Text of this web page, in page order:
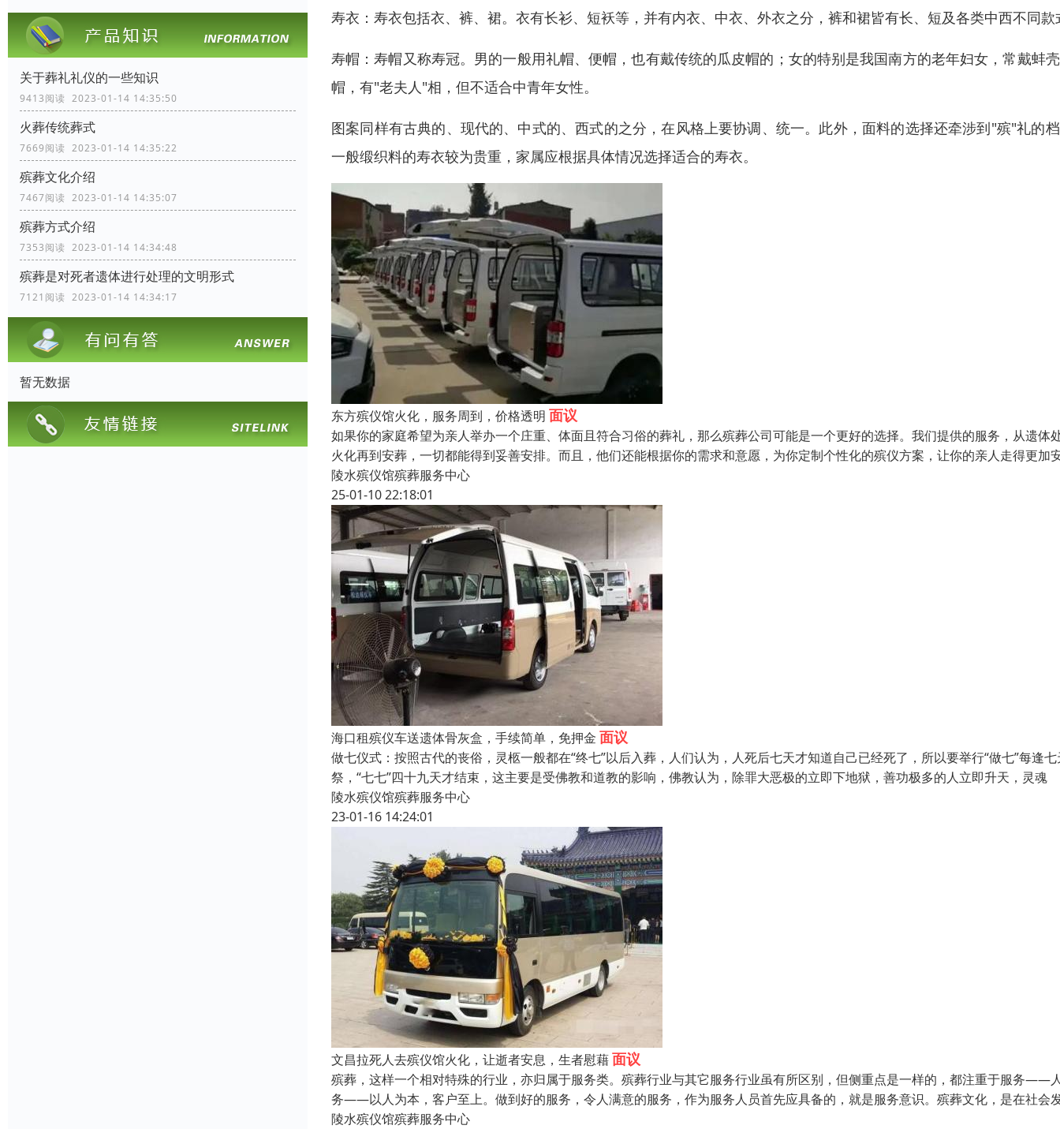
关于葬礼礼仪的一些知识
9413阅读 2023-01-14 14:35:50
火葬传统葬式
7669阅读 2023-01-14 14:35:22
殡葬文化介绍
7467阅读 2023-01-14 14:35:07
殡葬方式介绍
7353阅读 2023-01-14 14:34:48
殡葬是对死者遗体进行处理的文明形式
7121阅读 2023-01-14 14:34:17
暂无数据
寿衣：寿衣包括衣、裤、裙。衣有长衫、短袄等，并有内衣、中衣、外衣之分，裤和裙皆有长、短及各类中西不同款
寿帽：寿帽又称寿冠。男的一般用礼帽、便帽，也有戴传统的瓜皮帽的；女的特别是我国南方的老年妇女，常戴蚌
帽，有"老夫人"相，但不适合中青年女性。
图案同样有古典的、现代的、中式的、西式的之分，在风格上要协调、统一。此外，面料的选择还牵涉到"殡"礼的
一般缎织料的寿衣较为贵重，家属应根据具体情况选择适合的寿衣。
东方殡仪馆火化，服务周到，价格透明 面议
如果你的家庭希望为亲人举办一个庄重、体面且符合习俗的葬礼，那么殡葬公司可能是一个更好的选择。我们提供的服务，从遗体
火化再到安葬，一切都能得到妥善安排。而且，他们还能根据你的需求和意愿，为你定制个性化的殡仪方案，让你的亲人走得更加
陵水殡仪馆殡葬服务中心
25-01-10 22:18:01
海口租殡仪车送遗体骨灰盒，手续简单，免押金 面议
做七仪式：按照古代的丧俗，灵柩一般都在“终七”以后入葬，人们认为，人死后七天才知道自己已经死了，所以要举行“做七”每逢
祭，“七七”四十九天才结束，这主要是受佛教和道教的影响，佛教认为，除罪大恶极的立即下地狱，善功极多的人立即升天，灵魂
陵水殡仪馆殡葬服务中心
23-01-16 14:24:01
文昌拉死人去殡仪馆火化，让逝者安息，生者慰藉面议
殡葬，这样一个相对特殊的行业，亦归属于服务类。殡葬行业与其它服务行业虽有所区别，但侧重点是一样的，都注重于服务——
务——以人为本，客户至上。做到好的服务，令人满意的服务，作为服务人员首先应具备的，就是服务意识。殡葬文化，是在社会
陵水殡仪馆殡葬服务中心